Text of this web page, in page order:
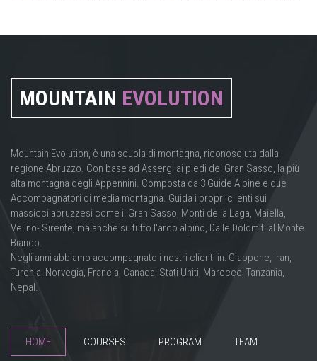
MOUNTAIN EVOLUTION
Mountain Evolution, è una scuola di montagna, riconosciuta dalla
regione Abruzzo. Con base ad Assergi ai piedi del Gran Sasso, la più
alta montagna degli Appennini. Composta da 3 Guide Alpine e due
Accompagnatori di media montagna. Guida i propri clienti sui
massicci abruzzesi come il Gran Sasso, Monti della Laga, Maiella,
Velino- Sirente, ma anche su tutto l'arco alpino, Dalle Dolomiti al Monte
Bianco.
Negli anni abbiamo accompagnato i nostri clienti in: Giappone, Iran,
Turchia, Norvegia, Francia, Canada, Stati Uniti, Marocco, Tanzania,
Nepal.
HOME COURSES PROGRAM TEAM